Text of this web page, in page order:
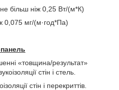
не більш ніж 0,25 Вт/(м*К)
0,075 мг/(м·год*Па)
«товщина/результат»
стін і стель.
стін і перекриттів.